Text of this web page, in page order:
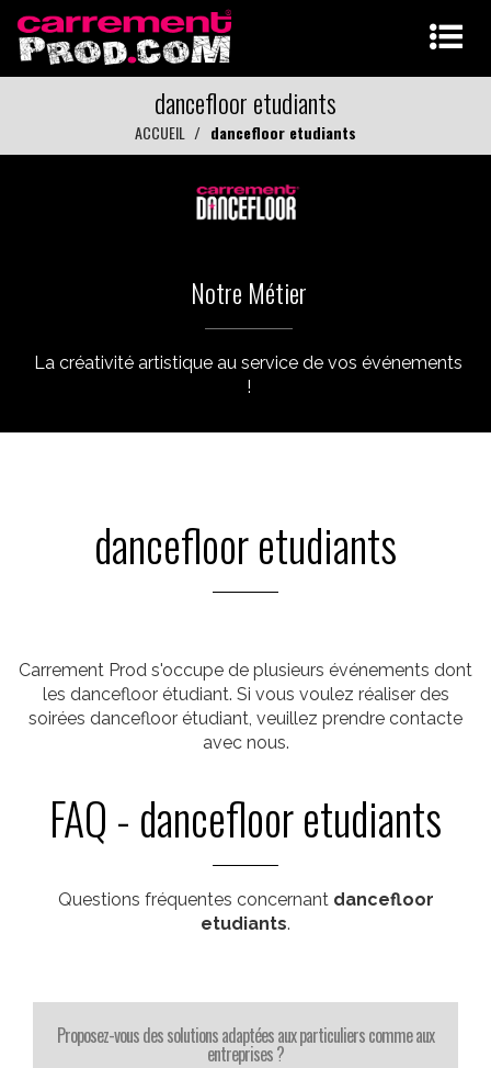
dancefloor etudiants
ACCUEIL dancefloor etudiants
Notre Métier
La créativité artistique au service de vos événements
!
dancefloor etudiants
Carrement Prod s'occupe de plusieurs événements dont
les dancefloor étudiant. Si vous voulez réaliser des
soirées dancefloor étudiant, veuillez prendre contacte
avec nous.
FAQ - dancefloor etudiants
Questions fréquentes concernant dancefloor
etudiants.
Proposez-vous des solutions adaptées aux particuliers comme aux
entreprises ?